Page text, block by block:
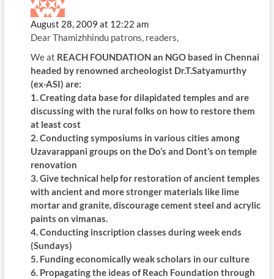
August 28, 2009 at 12:22 am
Dear Thamizhhindu patrons, readers,
We at REACH FOUNDATIONan NGO based in Chennai
headed by renowned archeologist Dr.T.Satyamurthy
(ex-ASI) are:
1. Creating data base for dilapidated temples and are
discussing with the rural folks on how to restore them
at least cost
2. Conducting symposiums in various cities among
Uzavarappani groups on the Do’s and Dont’s on temple
renovation
3. Give technical help for restoration of ancient temples
with ancient and more stronger materials like lime
mortar and granite, discourage cement steel and acrylic
paints on vimanas.
4. Conducting inscription classes during week ends
(Sundays)
5. Funding economically weak scholars in our culture
6. Propagating the ideas of Reach Foundation through